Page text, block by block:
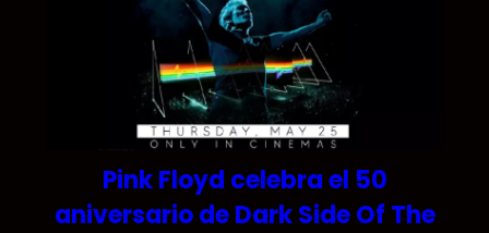
Pink Floyd celebra el 50
aniversario de Dark Side Of The